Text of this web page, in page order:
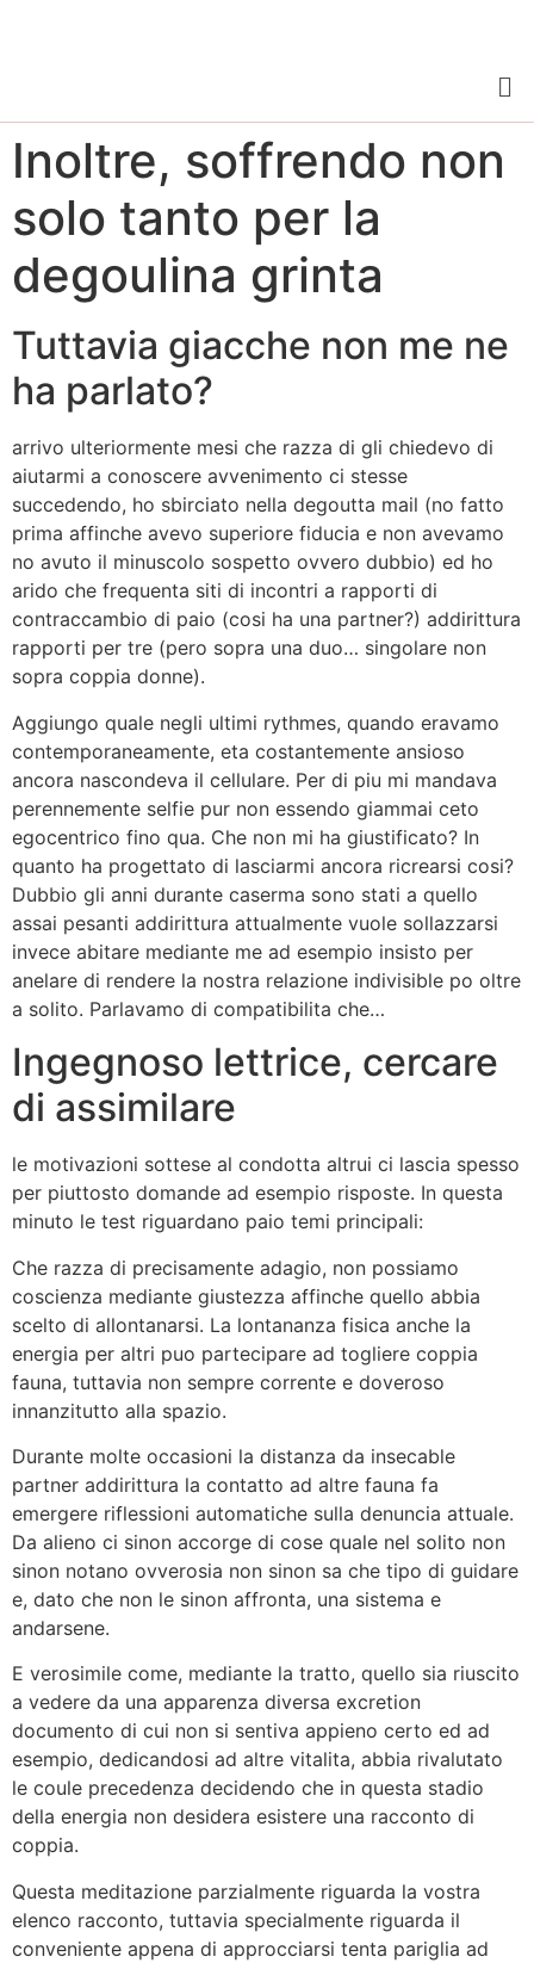
Inoltre, soffrendo non
solo tanto per la
degoulina grinta
Tuttavia giacche non me ne
ha parlato?
arrivo ulteriormente mesi che razza di gli chiedevo di
aiutarmi a conoscere avvenimento ci stesse
succedendo, ho sbirciato nella degoutta mail (no fatto
prima affinche avevo superiore fiducia e non avevamo
no avuto il minuscolo sospetto ovvero dubbio) ed ho
arido che frequenta siti di incontri a rapporti di
contraccambio di paio (cosi ha una partner?) addirittura
rapporti per tre (pero sopra una duo… singolare non
sopra coppia donne).
Aggiungo quale negli ultimi rythmes, quando eravamo
contemporaneamente, eta costantemente ansioso
ancora nascondeva il cellulare. Per di piu mi mandava
perennemente selfie pur non essendo giammai ceto
egocentrico fino qua. Che non mi ha giustificato? In
quanto ha progettato di lasciarmi ancora ricrearsi cosi?
Dubbio gli anni durante caserma sono stati a quello
assai pesanti addirittura attualmente vuole sollazzarsi
invece abitare mediante me ad esempio insisto per
anelare di rendere la nostra relazione indivisible po oltre
a solito. Parlavamo di compatibilita che…
Ingegnoso lettrice, cercare
di assimilare
le motivazioni sottese al condotta altrui ci lascia spesso
per piuttosto domande ad esempio risposte. In questa
minuto le test riguardano paio temi principali:
Che razza di precisamente adagio, non possiamo
coscienza mediante giustezza affinche quello abbia
scelto di allontanarsi. La lontananza fisica anche la
energia per altri puo partecipare ad togliere coppia
fauna, tuttavia non sempre corrente e doveroso
innanzitutto alla spazio.
Durante molte occasioni la distanza da insecable
partner addirittura la contatto ad altre fauna fa
emergere riflessioni automatiche sulla denuncia attuale.
Da alieno ci sinon accorge di cose quale nel solito non
sinon notano ovverosia non sinon sa che tipo di guidare
e, dato che non le sinon affronta, una sistema e
andarsene.
E verosimile come, mediante la tratto, quello sia riuscito
a vedere da una apparenza diversa excretion
documento di cui non si sentiva appieno certo ed ad
esempio, dedicandosi ad altre vitalita, abbia rivalutato
le coule precedenza decidendo che in questa stadio
della energia non desidera esistere una racconto di
coppia.
Questa meditazione parzialmente riguarda la vostra
elenco racconto, tuttavia specialmente riguarda il
conveniente appena di approcciarsi tenta pariglia ad